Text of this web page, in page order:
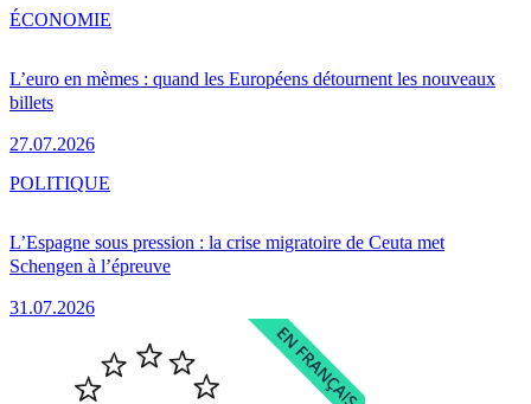
L’euro en mèmes : quand les Européens détournent les nouveaux
billets
27.07.2026
ÉCONOMIE
L’Espagne sous pression : la crise migratoire de Ceuta met
Schengen à l’épreuve
31.07.2026
POLITIQUE